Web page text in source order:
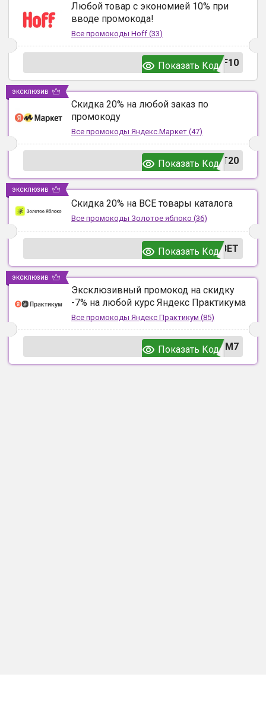
Любой товар с экономией 10% при
вводе промокода!
Все промокоды Hoff (33)
F10
Показать Код
Скидка 20% на любой заказ по
промокоду
Все промокоды Яндекс.Маркет (47)
T20
Показать Код
эксклюзив
Скидка 20% на ВСЕ товары каталога
Все промокоды Золотое яблоко (36)
ВЕТ
Показать Код
эксклюзив
Эксклюзивный промокод на скидку
-7% на любой курс Яндекс Практикума
Все промокоды Яндекс Практикум (85)
UM7
Показать Код
эксклюзив